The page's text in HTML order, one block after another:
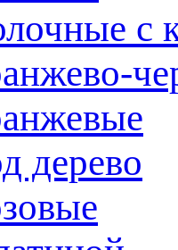
с
дерево